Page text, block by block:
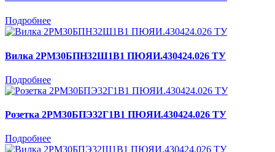
Подробнее
Вилка 2РМ30БПН32Ш1В1 ПЮЯИ.430424.026 ТУ
Подробнее
Розетка 2РМ30БПЭ32Г1В1 ПЮЯИ.430424.026 ТУ
Подробнее